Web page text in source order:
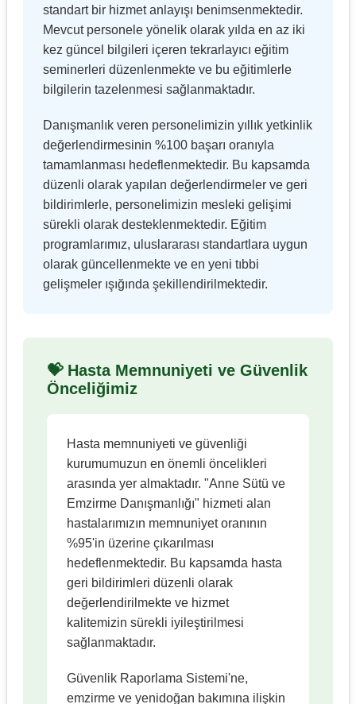
standart bir hizmet anlayışı benimsenmektedir.
Mevcut personele yönelik olarak yılda en az iki
kez güncel bilgileri içeren tekrarlayıcı eğitim
seminerleri düzenlenmekte ve bu eğitimlerle
bilgilerin tazelenmesi sağlanmaktadır.
Danışmanlık veren personelimizin yıllık yetkinlik
değerlendirmesinin %100 başarı oranıyla
tamamlanması hedeflenmektedir. Bu kapsamda
düzenli olarak yapılan değerlendirmeler ve geri
bildirimlerle, personelimizin mesleki gelişimi
sürekli olarak desteklenmektedir. Eğitim
programlarımız, uluslararası standartlara uygun
olarak güncellenmekte ve en yeni tıbbi
gelişmeler ışığında şekillendirilmektedir.
💝 Hasta Memnuniyeti ve Güvenlik
Önceliğimiz
Hasta memnuniyeti ve güvenliği
kurumumuzun en önemli öncelikleri
arasında yer almaktadır. "Anne Sütü ve
Emzirme Danışmanlığı" hizmeti alan
hastalarımızın memnuniyet oranının
%95'in üzerine çıkarılması
hedeflenmektedir. Bu kapsamda hasta
geri bildirimleri düzenli olarak
değerlendirilmekte ve hizmet
kalitemizin sürekli iyileştirilmesi
sağlanmaktadır.
Güvenlik Raporlama Sistemi'ne,
emzirme ve yenidoğan bakımına ilişkin